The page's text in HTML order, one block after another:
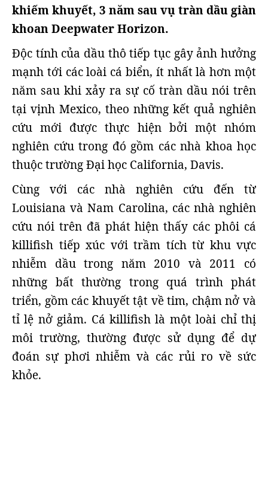
khiếm khuyết, 3 năm sau vụ tràn dầu giàn
khoan Deepwater Horizon.
Độc tính của dầu thô tiếp tục gây ảnh hưởng
mạnh tới các loài cá biển, ít nhất là hơn một
năm sau khi xảy ra sự cố tràn dầu nói trên
tại vịnh Mexico, theo những kết quả nghiên
cứu mới được thực hiện bởi một nhóm
nghiên cứu trong đó gồm các nhà khoa học
thuộc trường Đại học California, Davis.
Cùng với các nhà nghiên cứu đến từ
Louisiana và Nam Carolina, các nhà nghiên
cứu nói trên đã phát hiện thấy các phôi cá
killifish tiếp xúc với trầm tích từ khu vực
nhiễm dầu trong năm 2010 và 2011 có
những bất thường trong quá trình phát
triển, gồm các khuyết tật về tim, chậm nở và
tỉ lệ nở giảm. Cá killifish là một loài chỉ thị
môi trường, thường được sử dụng để dự
đoán sự phơi nhiễm và các rủi ro về sức
khỏe.